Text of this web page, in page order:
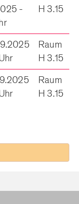
-
H 3.15
Raum
H 3.15
Raum
H 3.15